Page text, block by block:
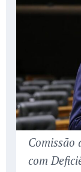
Comissão
com